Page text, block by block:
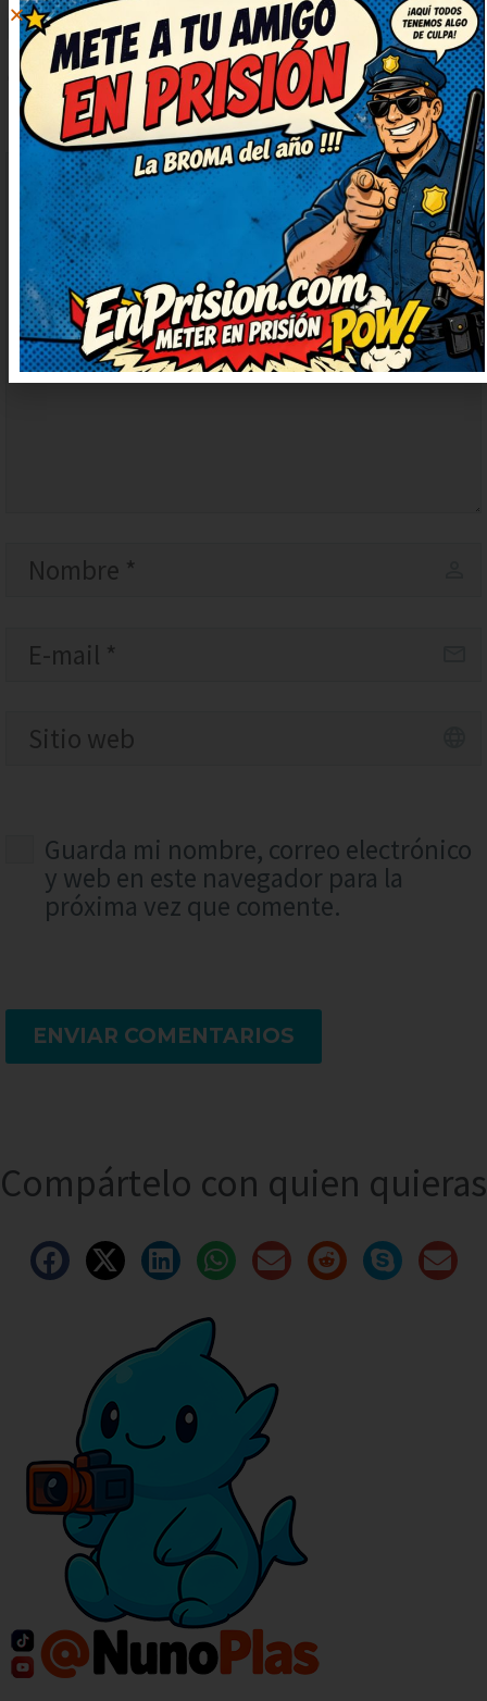
DEJARUN
COMENTARIO
Guarda mi nombre, correo electrónico
y web en este navegador para la
próxima vez que comente.
ENVIAR COMENTARIOS
Compártelo con quien quieras